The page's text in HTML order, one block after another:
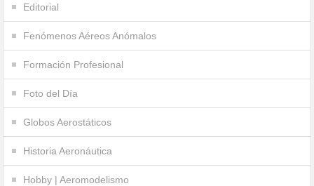
Editorial
Fenómenos Aéreos Anómalos
Formación Profesional
Foto del Día
Globos Aerostáticos
Historia Aeronáutica
Hobby | Aeromodelismo